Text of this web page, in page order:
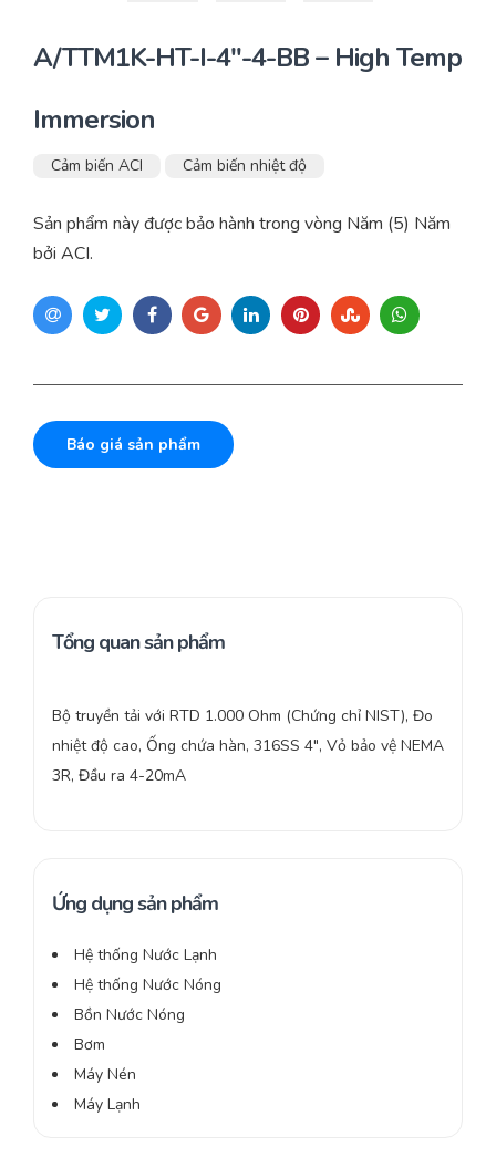
A/TTM1K-HT-I-4″-4-BB – High Temp
Immersion
Cảm biến ACI Cảm biến nhiệt độ
Sản phẩm này được bảo hành trong vòng Năm (5) Năm
bởi ACI.
Báo giá sản phẩm
Tổng quan sản phẩm
Bộ truyền tải với RTD 1.000 Ohm (Chứng chỉ NIST), Đo
nhiệt độ cao, Ống chứa hàn, 316SS 4″, Vỏ bảo vệ NEMA
3R, Đầu ra 4-20mA
Ứng dụng sản phẩm
Hệ thống Nước Lạnh
Hệ thống Nước Nóng
Bồn Nước Nóng
Bơm
Máy Nén
Máy Lạnh